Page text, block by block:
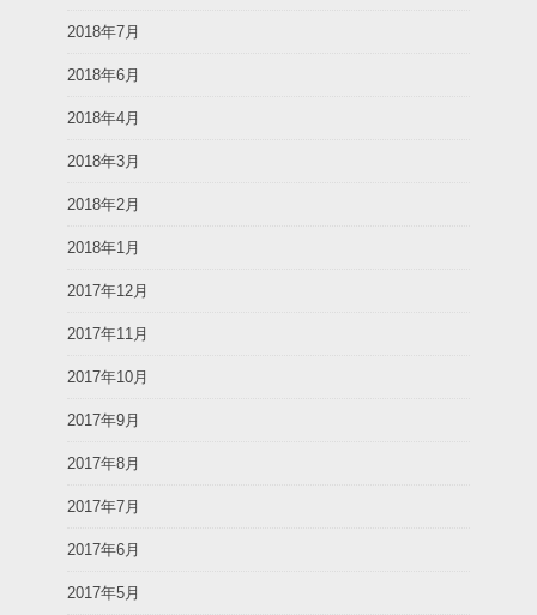
2018年7月
2018年6月
2018年4月
2018年3月
2018年2月
2018年1月
2017年12月
2017年11月
2017年10月
2017年9月
2017年8月
2017年7月
2017年6月
2017年5月